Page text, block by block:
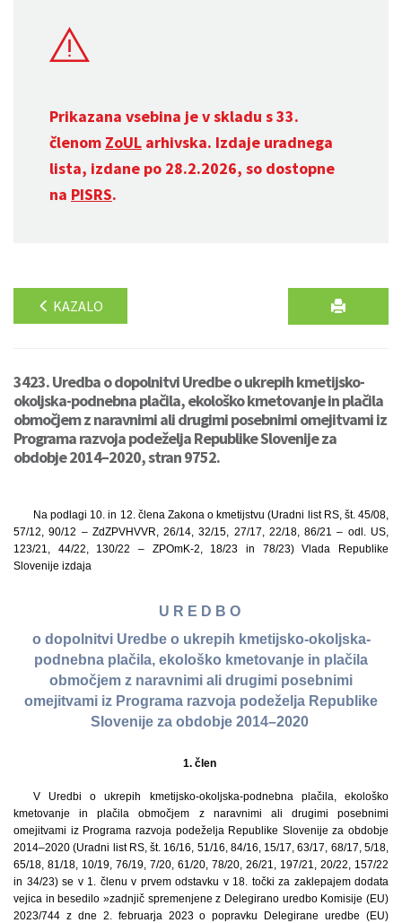
Prikazana vsebina je v skladu s 33.
členom ZoUL arhivska. Izdaje uradnega
lista, izdane po 28.2.2026, so dostopne
na PISRS.
KAZALO
3423. Uredba o dopolnitvi Uredbe o ukrepih kmetijsko-
okoljska-podnebna plačila, ekološko kmetovanje in plačila
območjem z naravnimi ali drugimi posebnimi omejitvami iz
Programa razvoja podeželja Republike Slovenije za
obdobje 2014–2020, stran 9752.
Na podlagi 10. in 12. člena Zakona o kmetijstvu (Uradni list RS, št. 45/08,
57/12, 90/12 – ZdZPVHVVR, 26/14, 32/15, 27/17, 22/18, 86/21 – odl. US,
123/21, 44/22, 130/22 – ZPOmK-2, 18/23 in 78/23) Vlada Republike
Slovenije izdaja
U R E D B O
o dopolnitvi Uredbe o ukrepih kmetijsko-okoljska-
podnebna plačila, ekološko kmetovanje in plačila
območjem z naravnimi ali drugimi posebnimi
omejitvami iz Programa razvoja podeželja Republike
Slovenije za obdobje 2014–2020
1. člen
V Uredbi o ukrepih kmetijsko-okoljska-podnebna plačila, ekološko
kmetovanje in plačila območjem z naravnimi ali drugimi posebnimi
omejitvami iz Programa razvoja podeželja Republike Slovenije za obdobje
2014–2020 (Uradni list RS, št. 16/16, 51/16, 84/16, 15/17, 63/17, 68/17, 5/18,
65/18, 81/18, 10/19, 76/19, 7/20, 61/20, 78/20, 26/21, 197/21, 20/22, 157/22
in 34/23) se v 1. členu v prvem odstavku v 18. točki za zaklepajem dodata
vejica in besedilo »zadnjič spremenjene z Delegirano uredbo Komisije (EU)
2023/744 z dne 2. februarja 2023 o popravku Delegirane uredbe (EU)